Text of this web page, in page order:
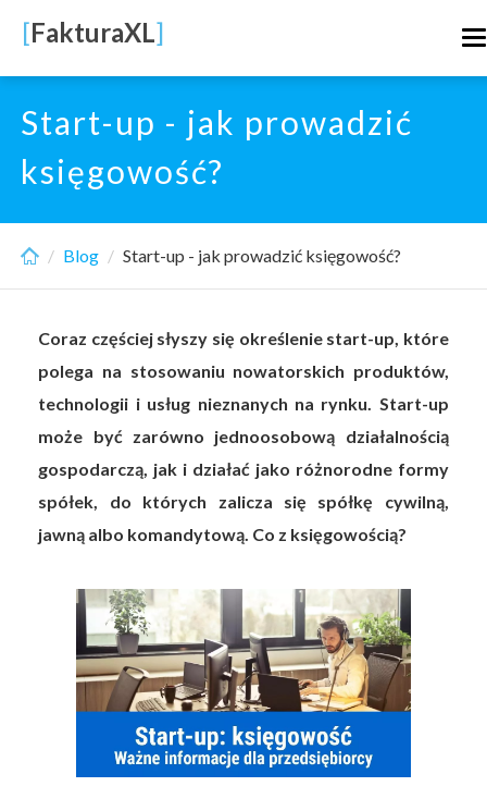
main
content
[FakturaXL]
Start-up - jak prowadzić
księgowość?
Blog Start-up - jak prowadzić księgowość?
Coraz częściej słyszy się określenie start-up, które
polega na stosowaniu nowatorskich produktów,
technologii i usług nieznanych na rynku. Start-up
może być zarówno jednoosobową działalnością
gospodarczą, jak i działać jako różnorodne formy
spółek, do których zalicza się spółkę cywilną,
jawną albo komandytową. Co z księgowością?